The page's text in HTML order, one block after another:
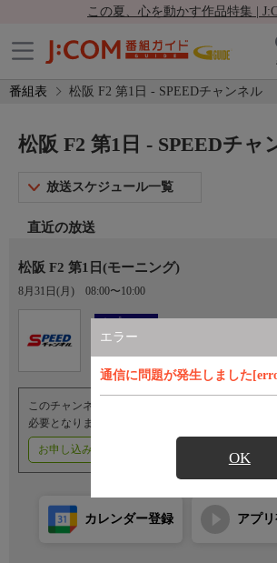
この夏、心を動かす作品特集 |
番組表 松阪 F2 第1日 - SPEEDチャンネル
エラー
通信に問題が発生しました
OK
松阪 F2 第1日 - SPEEDチャ
放送スケジュール一覧
直近の放送
松阪 F2 第1日(モーニング)
8月31日(月) 08:00〜10:00
オプション
Ch.923
SPEEDチャンネル
このチャンネルのご視聴には、オプションチャン
必要となります。
お申し込みはこちら
カレンダー登録 アプ